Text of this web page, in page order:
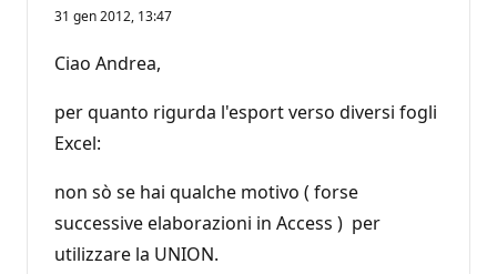
31 gen 2012, 13:47
Ciao Andrea,
per quanto rigurda l'esport verso diversi fogli
Excel:
non sò se hai qualche motivo ( forse
successive elaborazioni in Access ) per
utilizzare la UNION.